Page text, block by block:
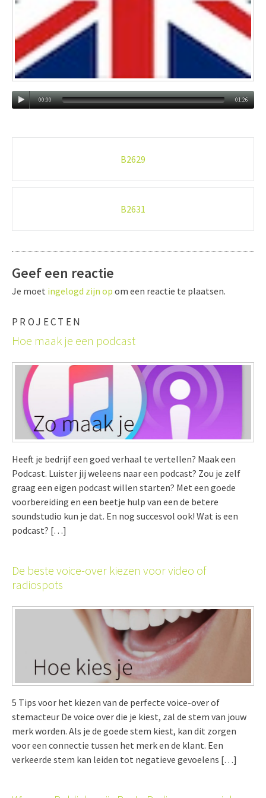
00:00 01:26
B2629
B2631
Geef een reactie
Je moet ingelogd zijn op om een reactie te plaatsen.
PROJECTEN
Hoe maak je een podcast
Heeft je bedrijf een goed verhaal te vertellen? Maak een
Podcast. Luister jij weleens naar een podcast? Zou je zelf
graag een eigen podcast willen starten? Met een goede
voorbereiding en een beetje hulp van een de betere
soundstudio kun je dat. En nog succesvol ook! Wat is een
podcast? […]
De beste voice-over kiezen voor video of
radiospots
5 Tips voor het kiezen van de perfecte voice-over of
stemacteur De voice over die je kiest, zal de stem van jouw
merk worden. Als je de goede stem kiest, kan dit zorgen
voor een connectie tussen het merk en de klant. Een
verkeerde stem kan leiden tot negatieve gevoelens […]